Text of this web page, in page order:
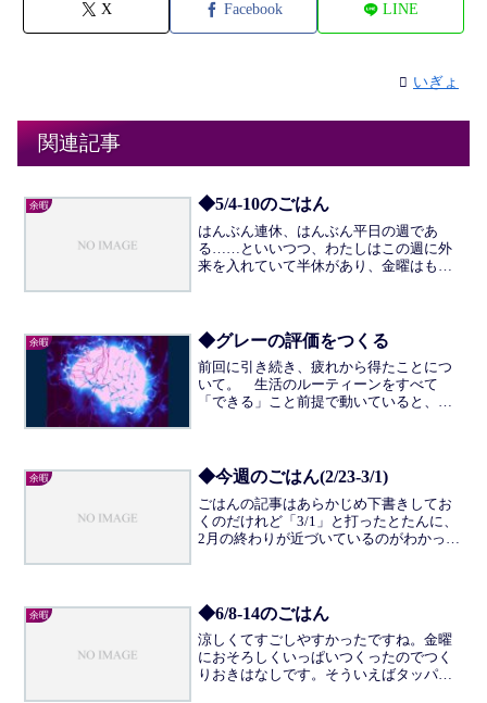
X Facebook LINE
いぎょ
関連記事
余暇 ◆5/4-10のごはん
はんぶん連休、はんぶん平日の週であ
る……といいつつ、わたしはこの週に外
来を入れていて半休があり、金曜はもと
ので、元通りのつくりお...
余暇 ◆グレーの評価をつくる
前回に引き続き、疲れから得たことにつ
いて。 生活のルーティーンをすべて
「できる」こと前提で動いていると、
れていないため、「できる」がか...
余暇 ◆今週のごはん(2/23-3/1)
ごはんの記事はあらかじめ下書きしてお
くのだけれど「3/1」と打ったとたんに、
2月の終わりが近づいているのがわかっ
量が圧倒的に減るのと...
余暇 ◆6/8-14のごはん
涼しくてすごしやすかったですね。金曜
におそろしくいっぱいつくったのでつく
りおきはなしです。そういえばタッパー